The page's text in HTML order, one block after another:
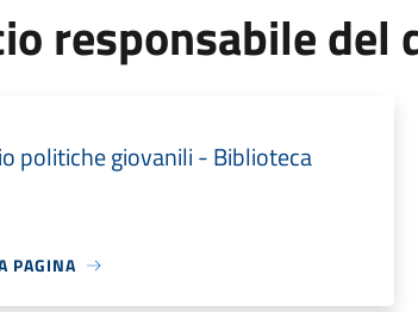
responsabile del
politiche giovanili - Biblioteca
PAGINA